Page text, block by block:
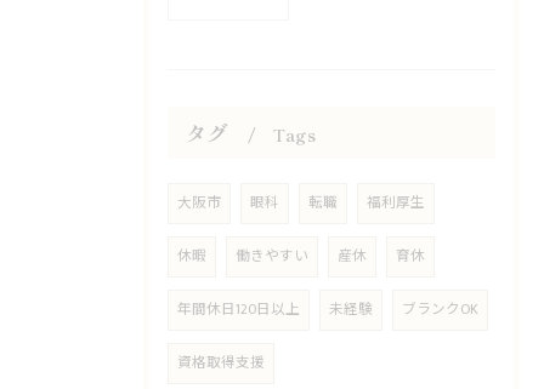
タグ Tags
大阪市 眼科 転職 福利厚生
休暇 働きやすい 産休 育休
年間休日120日以上 未経験 ブランクOK
資格取得支援